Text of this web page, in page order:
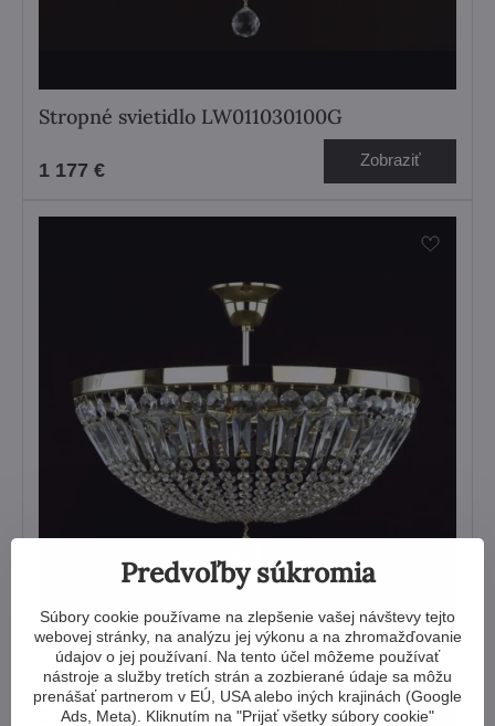
Stropné svietidlo LW011030100G
1 177 € Zobraziť
Stropné svietidlo LW011090100G
2 068 € Zobraziť
Predvoľby súkromia
Súbory cookie používame na zlepšenie vašej návštevy tejto
webovej stránky, na analýzu jej výkonu a na zhromažďovanie
údajov o jej používaní. Na tento účel môžeme používať
nástroje a služby tretích strán a zozbierané údaje sa môžu
prenášať partnerom v EÚ, USA alebo iných krajinách (Google
Ads, Meta). Kliknutím na "Prijať všetky súbory cookie"